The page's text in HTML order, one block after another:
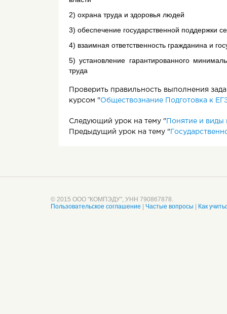
2) охрана труда и здоровья людей
3) обеспечение государственной поддержки
4) взаимная ответственность гражданина и
5) установление гарантированного
труда
Проверить правильность выполнения
курсом "Обществознание Подготовка к
Следующий урок на тему " Понятие и виды
Предыдущий урок на тему "
© 2015 ООО "КОМПЭДУ", УНН 790867878.
Пользовательское соглашение
Частые вопросы Как